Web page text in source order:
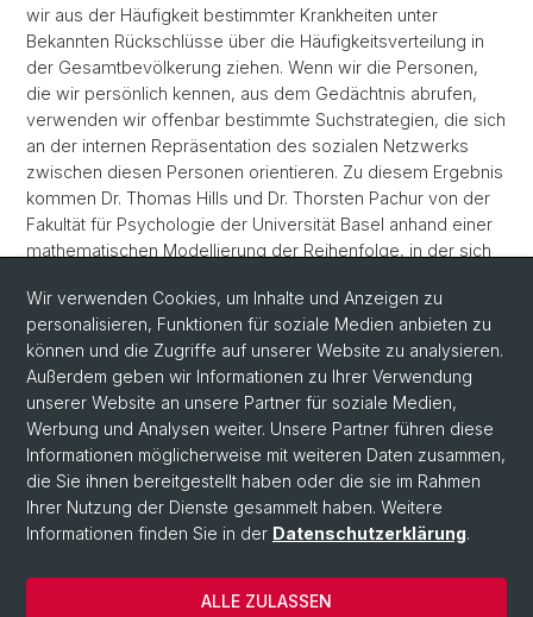
wir aus der Häufigkeit bestimmter Krankheiten unter
Bekannten Rückschlüsse über die Häufigkeitsverteilung in
der Gesamtbevölkerung ziehen. Wenn wir die Personen,
die wir persönlich kennen, aus dem Gedächtnis abrufen,
verwenden wir offenbar bestimmte Suchstrategien, die sich
an der internen Repräsentation des sozialen Netzwerks
zwischen diesen Personen orientieren. Zu diesem Ergebnis
kommen Dr. Thomas Hills und Dr. Thorsten Pachur von der
Fakultät für Psychologie der Universität Basel anhand einer
mathematischen Modellierung der Reihenfolge, in der sich
mehr...
Zurück
© Universität Basel
Datenschutzerklärung
Wir verwenden Cookies, um Inhalte und Anzeigen zu
personalisieren, Funktionen für soziale Medien anbieten zu
können und die Zugriffe auf unserer Website zu analysieren.
Außerdem geben wir Informationen zu Ihrer Verwendung
unserer Website an unsere Partner für soziale Medien,
Werbung und Analysen weiter. Unsere Partner führen diese
Informationen möglicherweise mit weiteren Daten zusammen,
die Sie ihnen bereitgestellt haben oder die sie im Rahmen
Ihrer Nutzung der Dienste gesammelt haben. Weitere
Informationen finden Sie in der Datenschutzerklärung.
ALLE ZULASSEN